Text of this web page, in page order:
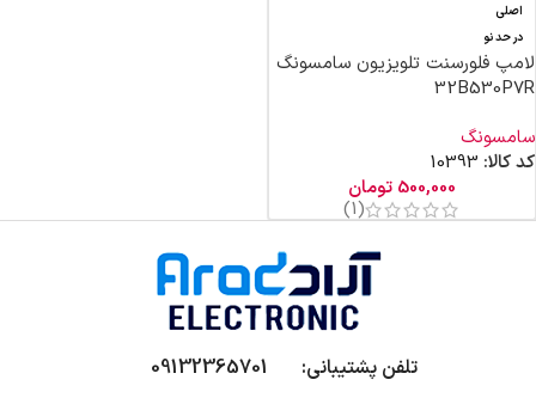
اصلی
در حد نو
لامپ فلورسنت تلویزیون سامسونگ
32B530P7R
سامسونگ
کد کالا: 10393
500,000 تومان
(1)
تلفن پشتیبانی: 09132365701